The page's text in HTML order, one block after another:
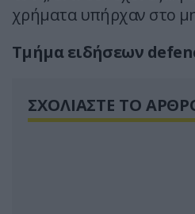
χρήματα υπήρχαν στο
Τμήμα ειδήσεων
ΣΧΟΛΙΑΣΤΕ ΤΟ